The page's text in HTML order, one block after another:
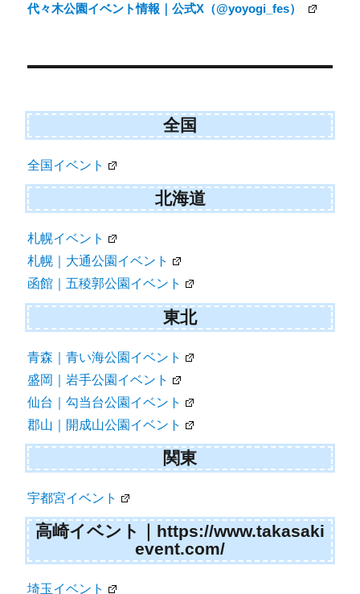
代々木公園イベント情報｜公式X（@yoyogi_fes）
全国
全国イベント
北海道
札幌イベント
札幌｜大通公園イベント
函館｜五稜郭公園イベント
東北
青森｜青い海公園イベント
盛岡｜岩手公園イベント
仙台｜勾当台公園イベント
郡山｜開成山公園イベント
関東
宇都宮イベント
高崎イベント｜https://www.takasaki
event.com/
埼玉イベント